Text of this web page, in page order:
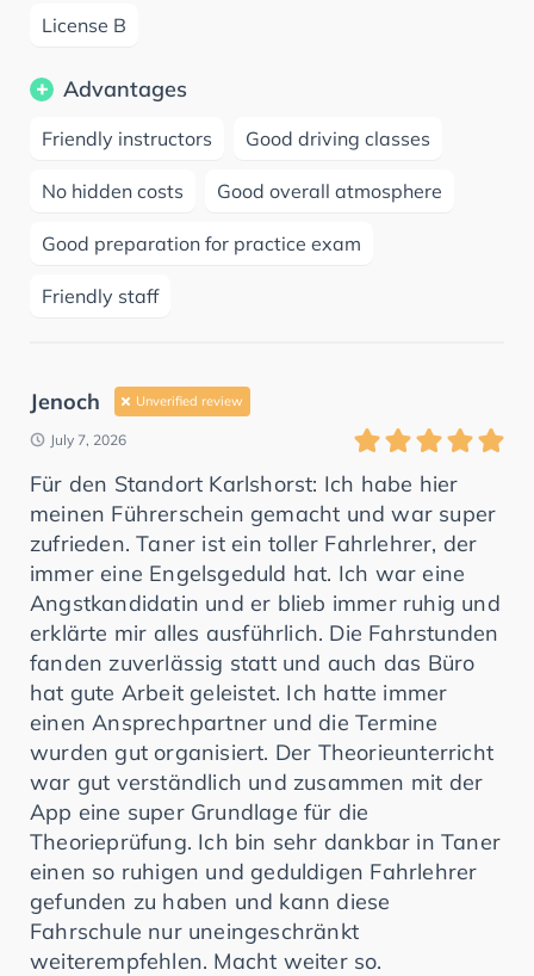
License B
Advantages
Friendly instructors Good driving classes
No hidden costs Good overall atmosphere
Good preparation for practice exam
Friendly staff
Jenoch Unverified review
July 7, 2026
Für den Standort Karlshorst: Ich habe hier
meinen Führerschein gemacht und war super
zufrieden. Taner ist ein toller Fahrlehrer, der
immer eine Engelsgeduld hat. Ich war eine
Angstkandidatin und er blieb immer ruhig und
erklärte mir alles ausführlich. Die Fahrstunden
fanden zuverlässig statt und auch das Büro
hat gute Arbeit geleistet. Ich hatte immer
einen Ansprechpartner und die Termine
wurden gut organisiert. Der Theorieunterricht
war gut verständlich und zusammen mit der
App eine super Grundlage für die
Theorieprüfung. Ich bin sehr dankbar in Taner
einen so ruhigen und geduldigen Fahrlehrer
gefunden zu haben und kann diese
Fahrschule nur uneingeschränkt
weiterempfehlen. Macht weiter so.